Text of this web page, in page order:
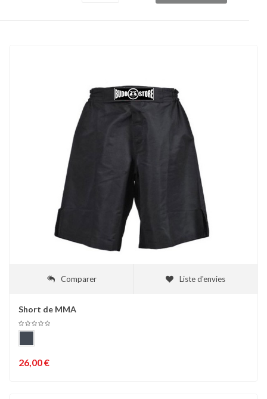
Comparer Liste d'envies
Short de MMA
26,00 €